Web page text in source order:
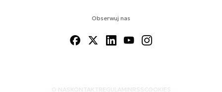
Obserwuj nas
O NAS KONTAKTREGULAMINRSS COOKIES